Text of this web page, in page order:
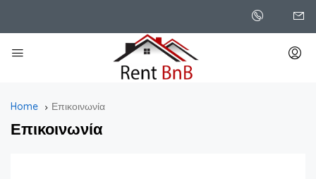
Home Επικοινωνία
Επικοινωνία